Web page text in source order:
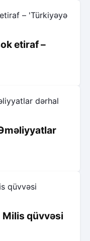
etiraf –
qüvvəsi